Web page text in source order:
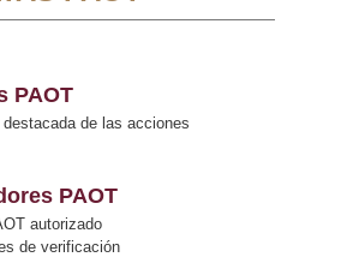
PAOT
destacada de las acciones
PAOT
autorizado
de verificación